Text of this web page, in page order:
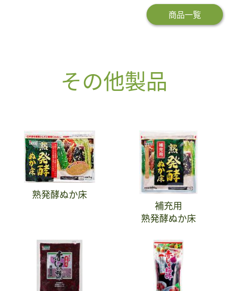
商品一覧
その他製品
熟発酵ぬか床
補充用
熟発酵ぬか床